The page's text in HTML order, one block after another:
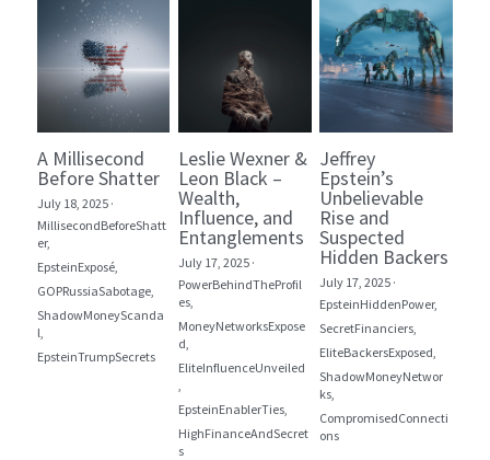
A Millisecond
Before Shatter
July 18, 2025 ·
MillisecondBeforeShatt
er,
EpsteinExposé,
GOPRussiaSabotage,
ShadowMoneyScanda
l,
EpsteinTrumpSecrets
Leslie Wexner &
Leon Black –
Wealth,
Influence, and
Entanglements
July 17, 2025 ·
PowerBehindTheProfil
es,
MoneyNetworksExpose
d,
EliteInfluenceUnveiled
EpsteinEnablerTies,
HighFinanceAndSecret
s
Jeffrey
Epstein’s
Unbelievable
Rise and
Suspected
Hidden Backers
July 17, 2025 ·
EpsteinHiddenPower,
SecretFinanciers,
EliteBackersExposed,
ShadowMoneyNetwor
ks,
CompromisedConnecti
ons